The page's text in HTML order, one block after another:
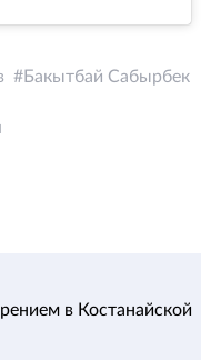
Бакытбай Сабырбек
в Костанайской